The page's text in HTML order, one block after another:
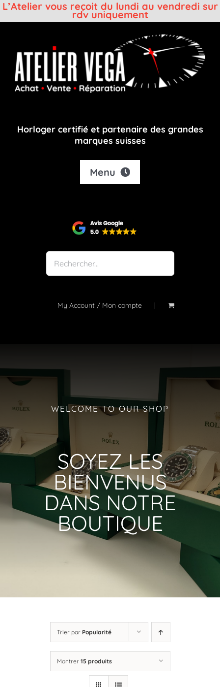
L’Atelier vous reçoit du lundi au vendredi sur
rdv uniquement
contenu
Horloger certifié et partenaire des grandes
marques suisses
Menu
Shop
Notre atelier
À propos
Blog
My Account / Mon compte
WELCOME TO OUR SHOP
SOYEZ LES
BIENVENUS
DANS NOTRE
BOUTIQUE
Trier par Popularité
Montrer 15 produits